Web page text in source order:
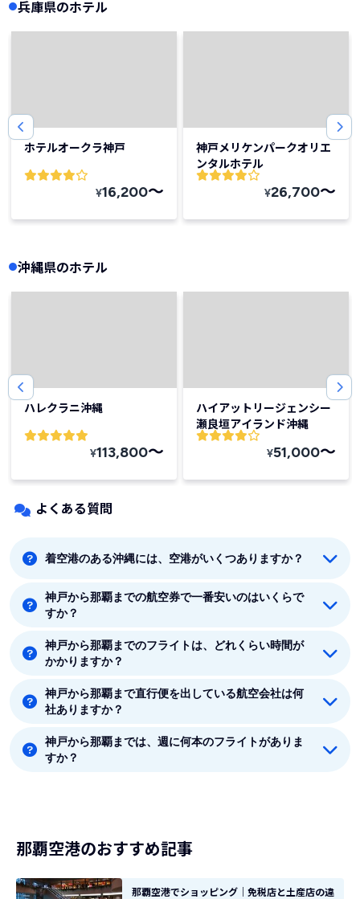
兵庫県のホテル
ホテルオークラ神戸
¥16,200〜
神戸メリケンパークオリエ
ンタルホテル
¥26,700〜
沖縄県のホテル
ハレクラニ沖縄
¥113,800〜
ハイアットリージェンシー
瀬良垣アイランド沖縄
¥51,000〜
よくある質問
着空港のある沖縄には、空港がいくつありますか？
着空港のある沖縄には8つの空港があります。那覇、石
垣島、北大東、久米島、南大東、宮古島、与那国、宮古
です。
神戸から那覇までの航空券で一番安いのはいくらで
すか？
神戸から那覇までの最安値はソラシド エア(Solaseed
Air)の5740円です。
神戸から那覇までのフライトは、どれくらい時間が
かかりますか？
神戸から那覇まで平均フライト時間は約2時間15分で
す。
神戸から那覇まで直行便を出している航空会社は何
社ありますか？
神戸から那覇まで直行便を出している航空会社は3社あ
ります。
神戸から那覇までは、週に何本のフライトがありま
すか？
那覇空港のおすすめ記事
那覇空港でショッピング｜免税店と土産店の違